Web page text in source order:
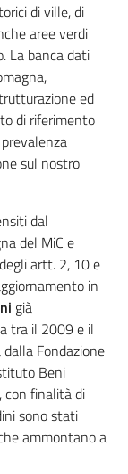
di ville, di
aree verdi
La banca dati
ed
di riferimento
sul nostro
dal
del MiC e
artt. 2, 10 e
in
già
tra il 2009 e il
Fondazione
Beni
con finalità di
sono stati
ammontano a